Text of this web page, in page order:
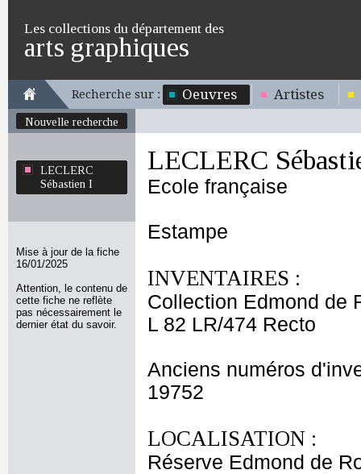
Les collections du département des
arts graphiques
Recherche sur : Oeuvres Artistes
Nouvelle recherche
LECLERC
Sébastien I
Mise à jour de la fiche
16/01/2025
Attention, le contenu de
cette fiche ne reflète
pas nécessairement le
dernier état du savoir.
LECLERC
Ecole française
Estampe
INVENTAIRES :
Collection Edmond de
L 82 LR/474 Recto
Anciens numéros
19752
LOCALISATION :
Réserve Edmond de